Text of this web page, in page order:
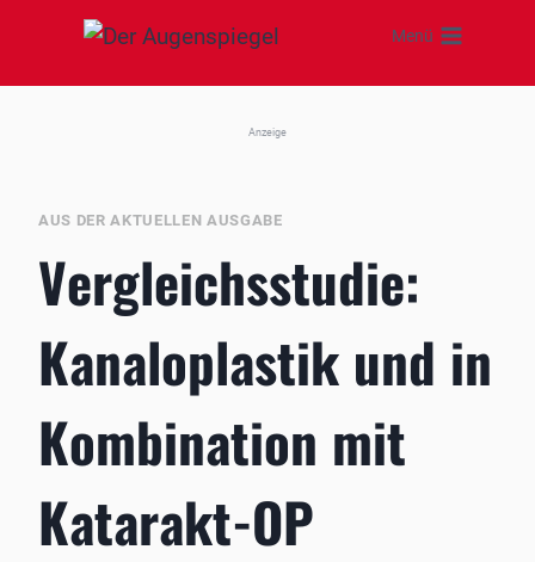
springen
Menü
Anzeige
AUS DER AKTUELLEN AUSGABE
Vergleichsstudie:
Kanaloplastik und in
Kombination mit
Katarakt-OP